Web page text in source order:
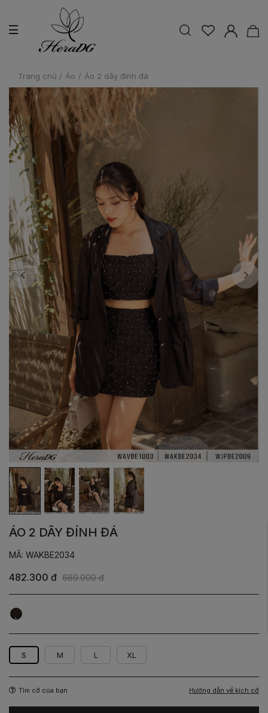
Trang chủ / Áo / Áo 2 dây đính đá
ÁO 2 DÂY ĐÍNH ĐÁ
MÃ: WAKBE2034
482.300 đ 689.000 đ
Đen
S M L XL
Tìm cỡ của bạn Hướng dẫn về kích cỡ